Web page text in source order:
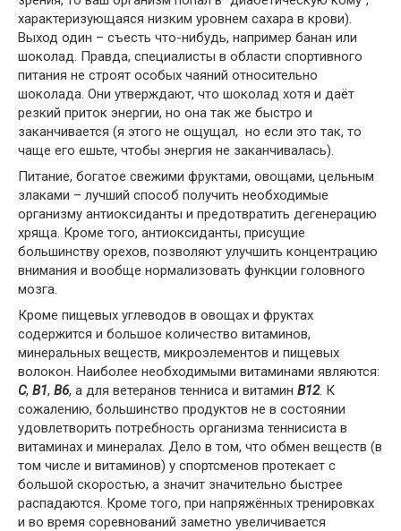
характеризующаяся низким уровнем сахара в крови).
Выход один – съесть что-нибудь, например банан или
шоколад. Правда, специалисты в области спортивного
питания не строят особых чаяний относительно
шоколада. Они утверждают, что шоколад хотя и даёт
резкий приток энергии, но она так же быстро и
заканчивается (я этого не ощущал, но если это так, то
чаще его ешьте, чтобы энергия не заканчивалась).
Питание, богатое свежими фруктами, овощами, цельным
злаками – лучший способ получить необходимые
организму антиоксиданты и предотвратить дегенерацию
хряща. Кроме того, антиоксиданты, присущие
большинству орехов, позволяют улучшить концентрацию
внимания и вообще нормализовать функции головного
мозга.
Кроме пищевых углеводов в овощах и фруктах
содержится и большое количество витаминов,
минеральных веществ, микроэлементов и пищевых
волокон. Наиболее необходимыми витаминами являются:
С, В1, В6, а для ветеранов тенниса и витамин В12. К
сожалению, большинство продуктов не в состоянии
удовлетворить потребность организма теннисиста в
витаминах и минералах. Дело в том, что обмен веществ (в
том числе и витаминов) у спортсменов протекает с
большой скоростью, а значит значительно быстрее
распадаются. Кроме того, при напряжённых тренировках
и во время соревнований заметно увеличивается